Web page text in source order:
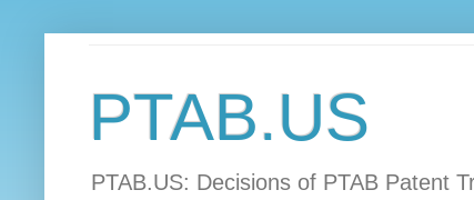
PTAB.US
PTAB.US: Decisions of PTAB Patent